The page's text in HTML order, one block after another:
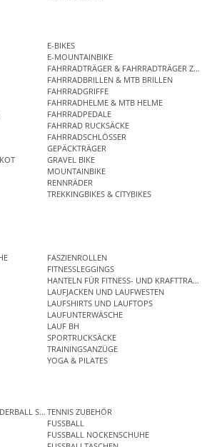
E-BIKES
E-MOUNTAINBIKE
FAHRRADTRÄGER & FAHRRADTRÄGER
FAHRRADBRILLEN & MTB BRILLEN
FAHRRADGRIFFE
FAHRRADHELME & MTB HELME
FAHRRADPEDALE
FAHRRAD RUCKSÄCKE
FAHRRADSCHLÖSSER
GEPÄCKTRÄGER
GRAVEL BIKE
MOUNTAINBIKE
RENNRÄDER
TREKKINGBIKES & CITYBIKES
FASZIENROLLEN
FITNESSLEGGINGS
HANTELN FÜR FITNESS- UND
LAUFJACKEN UND LAUFWESTEN
LAUFSHIRTS UND LAUFTOPS
LAUFUNTERWÄSCHE
LAUF BH
SPORTRUCKSÄCKE
TRAININGSANZÜGE
YOGA & PILATES
SETSTENNIS ZUBEHÖR
FUSSBALL
FUSSBALL NOCKENSCHUHE